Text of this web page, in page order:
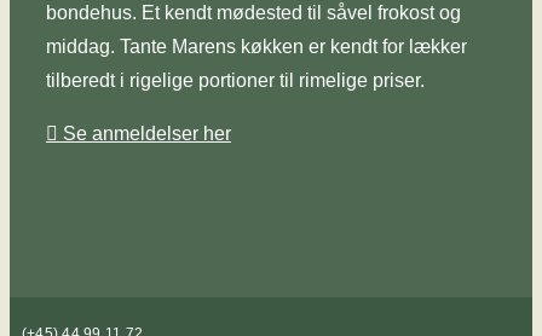
bondehus. Et kendt mødested til såvel frokost og
middag. Tante Marens køkken er kendt for lækker
tilberedt i rigelige portioner til rimelige priser.
Se anmeldelser her